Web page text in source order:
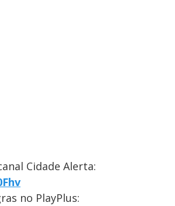
Cidade Alerta:
no PlayPlus: